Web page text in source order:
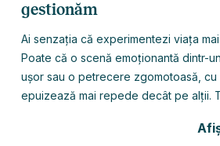
gestionăm
Ai senzația că experimentezi viața
Poate că o scenă emoționantă dintr-
ușor sau o petrecere zgomotoasă, cu
epuizează mai repede decât pe alții.
superficiale pur și simplu nu ți se